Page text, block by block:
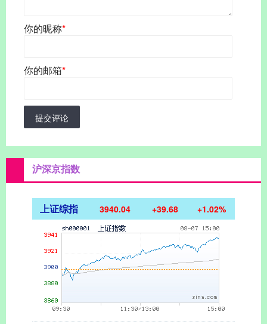
你的昵称*
你的邮箱*
提交评论
沪深京指数
上证综指 3940.04 +39.68 +1.02%